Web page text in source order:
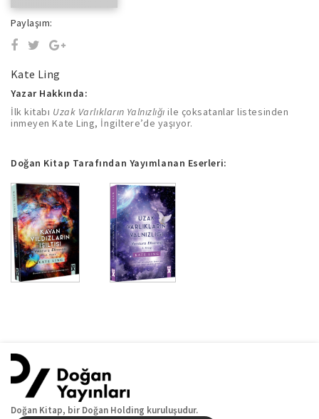
Paylaşım:
Kate Ling
Yazar Hakkında:
İlk kitabı Uzak Varlıkların Yalnızlığıile çoksatanlar listesinden
inmeyen Kate Ling, İngiltere’de yaşıyor.
Doğan Kitap Tarafından Yayımlanan Eserleri:
Doğan Kitap, bir Doğan Holding kuruluşudur.